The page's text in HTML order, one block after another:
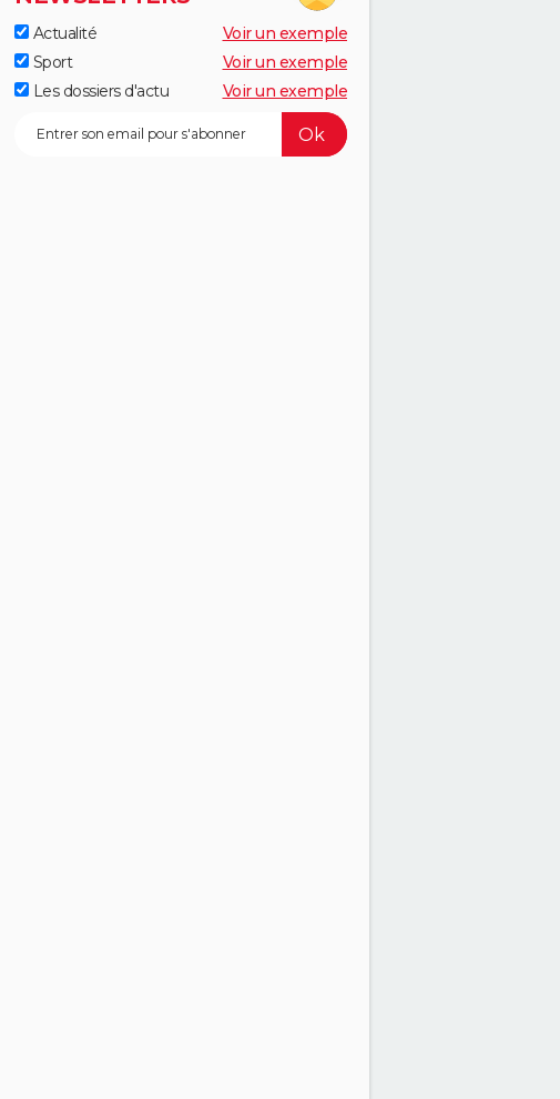
Actualité
Voir un exemple
Sport
Voir un exemple
Les dossiers d'actu
Voir un exemple